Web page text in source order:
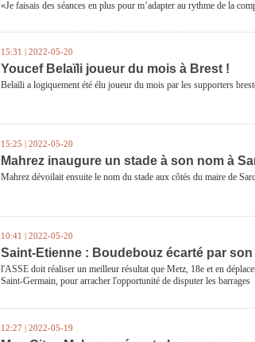
«Je faisais des séances en plus pour m’adapter au rythme de la
15:31 | 2022-05-20
Youcef Belaïli joueur du mois à Brest !
Belaïli a logiquement été élu joueur du mois par les supporters
15:25 | 2022-05-20
Mahrez inaugure un stade à son nom à
Mahrez dévoilait ensuite le nom du stade aux côtés du maire de
10:41 | 2022-05-20
Saint-Etienne : Boudebouz écarté par
l'ASSE doit réaliser un meilleur résultat que Metz, 18e et en
Saint-Germain, pour arracher l'opportunité de disputer les barrages
12:27 | 2022-05-19